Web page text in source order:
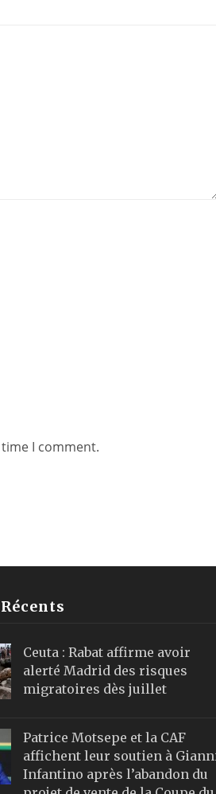
I comment.
Ceuta : Rabat affirme avoir
alerté Madrid des risques
migratoires dès juillet
Patrice Motsepe et la CAF
affichent leur soutien à
Infantino après l’abandon du